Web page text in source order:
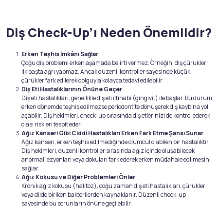
Diş Check-Up’ı Neden Önemlidir?
Erken Teşhis İmkânı Sağlar
Çoğu diş problemi erken aşamada belirti vermez. Örneğin, diş çürükleri
ilk başta ağrı yapmaz. Ancak düzenli kontroller sayesinde küçük
çürükler fark edilerek dolguyla kolayca tedavi edilebilir.
Diş Eti Hastalıklarının Önüne Geçer
Diş eti hastalıkları, genellikle diş eti iltihabı (gingivit) ile başlar. Bu durum
erken dönemde teşhis edilmezse periodontite dönüşerek diş kaybına yol
açabilir. Diş hekimleri, check-up sırasında diş etlerinizi de kontrol ederek
olası riskleri tespit eder.
Ağız Kanseri Gibi Ciddi Hastalıkları Erken Fark Etme Şansı Sunar
Ağız kanseri, erken teşhis edilmediğinde ölümcül olabilen bir hastalıktır.
Diş hekimleri, düzenli kontroller sırasında ağız içinde oluşabilecek
anormal lezyonları veya dokuları fark ederek erken müdahale edilmesini
sağlar.
Ağız Kokusu ve Diğer Problemleri Önler
Kronik ağız kokusu (halitoz), çoğu zaman diş eti hastalıkları, çürükler
veya dilde biriken bakterilerden kaynaklanır. Düzenli check-up
sayesinde bu sorunların önüne geçilebilir.